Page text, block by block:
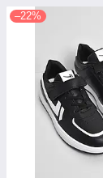
–22%